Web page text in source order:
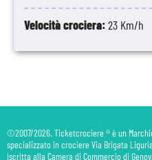
Velocità crociera:23 Km/h
©2007/2026. Ticketcrociere ® è un
specializzato in crociere Via Brigata
Iscritta alla Camera di Commercio di